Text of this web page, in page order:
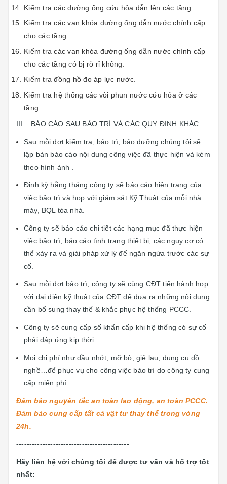
Kiểm tra các đường ống cứu hỏa dẫn lên các tầng:
Kiểm tra các van khóa đường ống dẫn nước chính cấp
cho các tầng.
Kiểm tra các van khóa đường ống dẫn nước chính cấp
cho các tầng có bị rò rỉ không.
Kiểm tra đồng hồ đo áp lực nước.
Kiểm tra hệ thống các vòi phun nước cứu hỏa ở các
tầng.
III. BÁO CÁO SAU BẢO TRÌ VÀ CÁC QUY ĐỊNH KHÁC
Sau mỗi đợt kiểm tra, bảo trì, bảo dưỡng chúng tôi sẽ
lập bản báo cáo nội dung công việc đã thực hiện và kèm
theo hình ảnh .
Định kỳ hằng tháng công ty sẽ báo cáo hiện trạng của
việc bảo trì và họp với giám sát Kỹ Thuật của mỗi nhà
máy, BQL tòa nhà.
Công ty sẽ báo cáo chi tiết các hạng mục đã thực hiện
việc bảo trì, báo cáo tình trạng thiết bị, các nguy cơ có
thể xảy ra và giải pháp xử lý để ngăn ngừa trước các sự
cố.
Sau mỗi đợt bảo trì, công ty sẽ cùng CĐT tiến hành họp
với đại diện kỹ thuật của CĐT để đưa ra những nội dung
cần bổ sung thay thế & khắc phục hệ thống PCCC.
Công ty sẽ cung cấp số khẩn cấp khi hệ thống có sự cố
phải đáp ứng kịp thời
Mọi chi phí như dầu nhớt, mỡ bò, giẻ lau, dụng cụ đồ
nghề…để phục vụ cho công việc bảo trì do công ty cung
cấp miển phí.
Đảm bảo nguyên tắc an toàn lao động, an toàn PCCC.
Đảm bảo cung cấp tất cả vật tư thay thế trong vòng
24h.
-------------------------------------------
Hãy liên hệ với chúng tôi để được tư vấn và hổ trợ tốt
nhất: